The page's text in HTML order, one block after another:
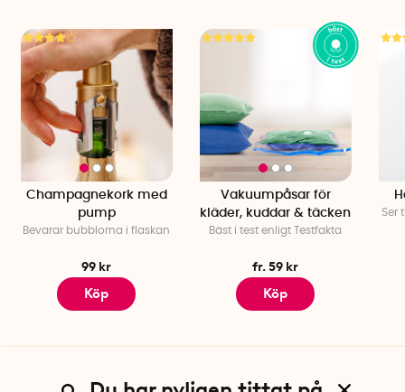
Champagnekork med
pump
Bevarar bubblorna i flaskan
99 kr
Köp
Vakuumpåsar för
kläder, kuddar & täcken
Bäst i test enligt Testfakta
fr. 59 kr
Köp
Ser